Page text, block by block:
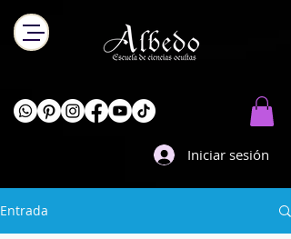
Iniciar sesión
Entrada